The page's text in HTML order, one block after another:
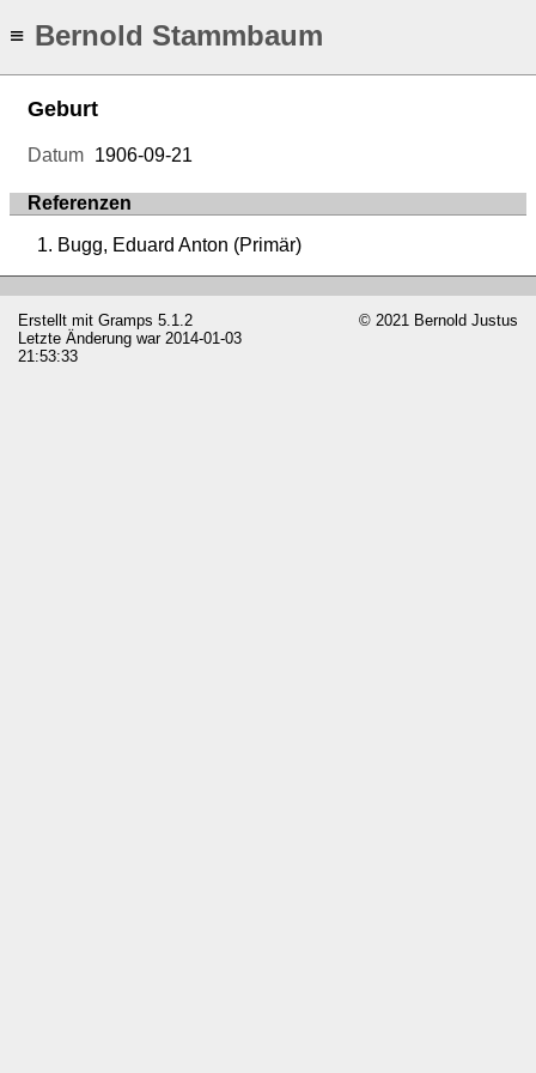
≡ Bernold Stammbaum
Geburt
Datum 1906-09-21
Referenzen
Bugg, Eduard Anton (Primär)
Erstellt mit Gramps 5.1.2
Letzte Änderung war 2014-01-03
21:53:33
© 2021 Bernold Justus